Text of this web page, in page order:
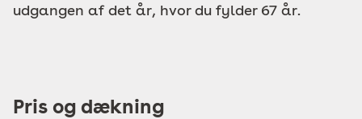
udgangen af det år, hvor du fylder 67 år.
Pris og dækning